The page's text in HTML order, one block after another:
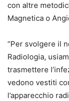
con altre
Magnetica o
“Per svolgere il
Radiologia,
trasmettere
vedono vestiti
l’apparecchio